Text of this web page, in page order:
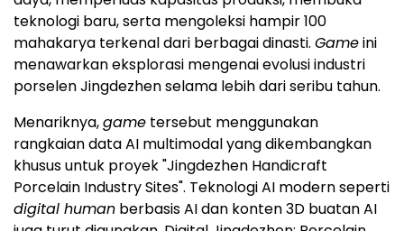
teknologi baru, serta mengoleksi hampir 100
mahakarya terkenal dari berbagai dinasti. Gameini
menawarkan eksplorasi mengenai evolusi industri
porselen Jingdezhen selama lebih dari seribu tahun.
Menariknya,game tersebut menggunakan
rangkaian data AI multimodal yang dikembangkan
khusus untuk proyek "Jingdezhen Handicraft
Porcelain Industry Sites". Teknologi AI modern seperti
digital human berbasis AI dan konten 3D buatan AI